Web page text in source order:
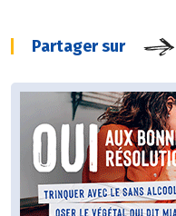
Partager sur